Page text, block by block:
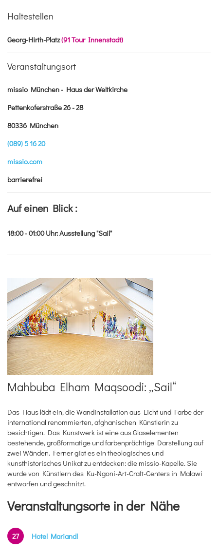
Haltestellen
Georg-Hirth-Platz(91 Tour Innenstadt)
Veranstaltungsort
missio München - Haus der Weltkirche
Pettenkoferstraße 26 - 28
80336 München
(089) 5 16 20
missio.com
barrierefrei
Auf einen Blick :
18:00 - 01:00Uhr:Ausstellung "Sail"
Mahbuba Elham Maqsoodi: „Sail“
Das Haus lädt ein, die Wandinstallation aus Licht und Farbe der
international renommierten, afghanischen Künstlerin zu
besichtigen. Das Kunstwerk ist eine aus Glaselementen
bestehende, großformatige und farbenprächtige Darstellung auf
zwei Wänden. Ferner gibt es ein theologisches und
kunsthistorisches Unikat zu entdecken: die missio-Kapelle. Sie
wurde von Künstlern des Ku-Ngoni-Art-Craft-Centers in Malawi
entworfen und geschnitzt.
Veranstaltungsorte in der Nähe
27 Hotel Mariandl